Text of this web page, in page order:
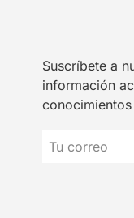
Suscríbete a
información